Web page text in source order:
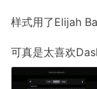
样式用了Elijah
可真是太喜欢